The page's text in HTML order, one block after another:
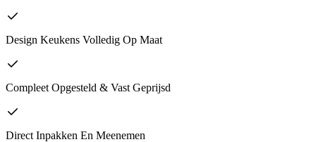
Design Keukens Volledig Op Maat
Compleet Opgesteld & Vast Geprijsd
Direct Inpakken En Meenemen